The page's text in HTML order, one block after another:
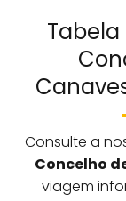
Tabela
Consulte a
Concelho
viagem